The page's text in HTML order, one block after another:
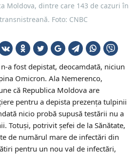
Moldova, dintre care 143 de cazuri în
Foto: CNBC
a fost depistat, deocamdată, niciun
Omicron. Ala Nemerenco,
că Republica Moldova are
pentru a depista prezența tulpinii
nicio probă supusă testării nu a
Totuși, potrivit șefei de la Sănătate,
de numărul mare de infectări din
pentru un nou val de infectări,